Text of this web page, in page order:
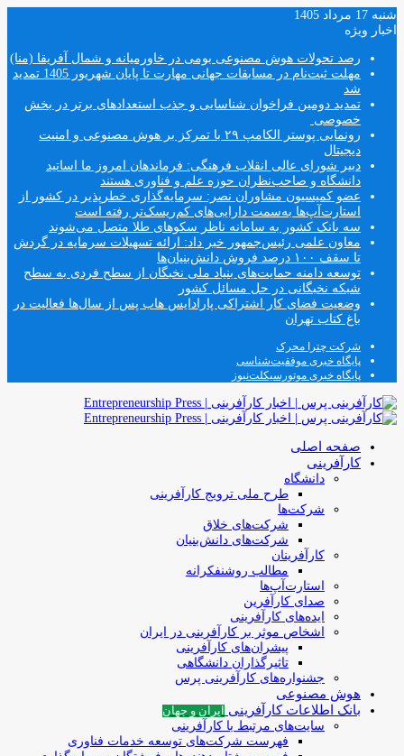
شنبه 17 مرداد 1405
اخبار ویژه
رصد تحولات هوش مصنوعی بومی در خاورمیانه و شمال آفریقا (منا)
مهلت ثبت‌نام در مسابقات جهانی مهارت تا پایان شهریور 1405 تمدید
شد
تمدید دومین فراخوان شناسایی و جذب استعدادهای برتر در بخش
خصوصی
رونمایی پوستر الکامپ ۲۹ با تمرکز بر هوش مصنوعی و امنیت
دیجیتال
دبیر شورای عالی انقلاب فرهنگی: فرماندهان امروز ما اساتید
دانشگاه و صاحب‌نظران حوزه علم و فناوری هستند
عضو کمیسیون مشاوران نصر: سرمایه‌گذاری خطرپذیر در کشور از
استارت‌آپ‌ها به‌سمت دارایی‌های کم‌ریسک‌تر رفته است
سه بانک کشور به سامانه ناظر سکوهای طلا متصل می‌شوند
معاون علمی رئیس‌جمهور خبر داد: ارائه تسهیلات سرمایه در گردش
تا سقف ۱۰۰ درصد فروش دانش‌بنیان‌ها
توسعه دامنه حمایت‌های بنیاد ملی نخبگان از سطح فردی به سطح
شبکه نخبگانی در حل مسائل کشور
وضعیت فضای کار اشتراکی پارادایس هاب پس از سال‌ها فعالیت در
باغ کتاب تهران
شرکت چترا محرک
پایگاه خبری موفقیت‌شناسی
پایگاه خبری موتورسیکلت‌نیوز
صفحه اصلی
کارآفرینی
دانشگاه
طرح ملی ترویج کارآفرینی
شرکت‌ها
شرکت‌های خلاق
شرکت‌های دانش‌بنیان
کارآفرینان
مطالب روشنفکرانه
استارت‌آپ‌ها
صدای کارآفرین
ایده‌های کارآفرینی
اشخاص موثر بر کارآفرینی در ایران
پیشران‌های کارآفرینی
تاثیرگذاران دانشگاهی
جشنواره‌های کارآفرینی‌ پرس
هوش مصنوعی
بانک اطلاعات کارآفرینی
ایران و جهان
سایت‌های مرتبط با کارآفرینی
فهرست شرکت‌های‌‌ توسعه‌ خدمات فناوری